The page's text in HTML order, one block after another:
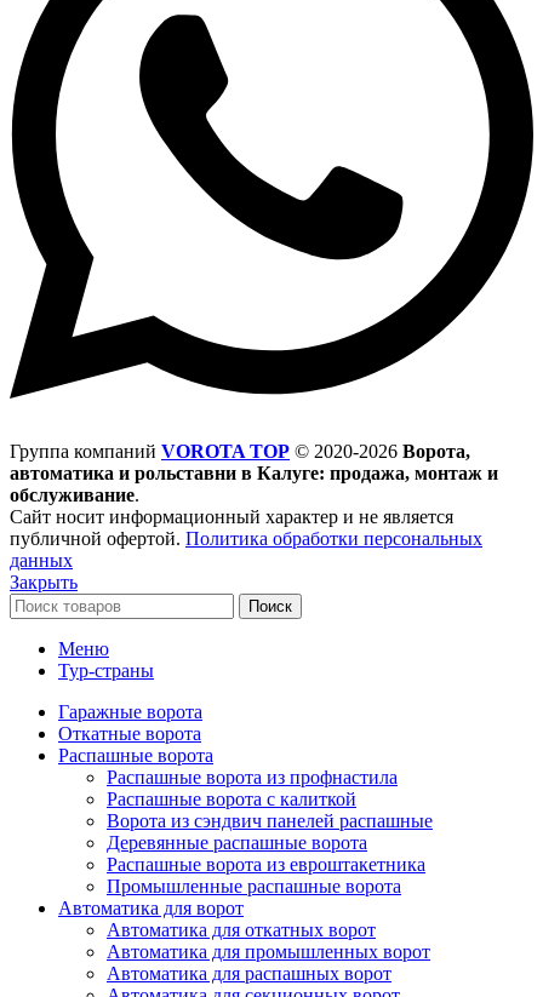
Группа компаний VOROTA TOP © 2020-2026 Ворота,
автоматика и рольставни в Калуге: продажа, монтаж и
обслуживание.
Сайт носит информационный характер и не является
публичной офертой. Политика обработки персональных
данных
Закрыть
Поиск
Меню
Тур-страны
Гаражные ворота
Откатные ворота
Распашные ворота
Распашные ворота из профнастила
Распашные ворота с калиткой
Ворота из сэндвич панелей распашные
Деревянные распашные ворота
Распашные ворота из евроштакетника
Промышленные распашные ворота
Автоматика для ворот
Автоматика для откатных ворот
Автоматика для промышленных ворот
Автоматика для распашных ворот